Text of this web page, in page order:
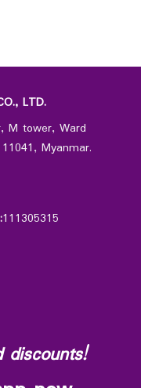
LTD.
M tower, Ward
Myanmar.
111305315